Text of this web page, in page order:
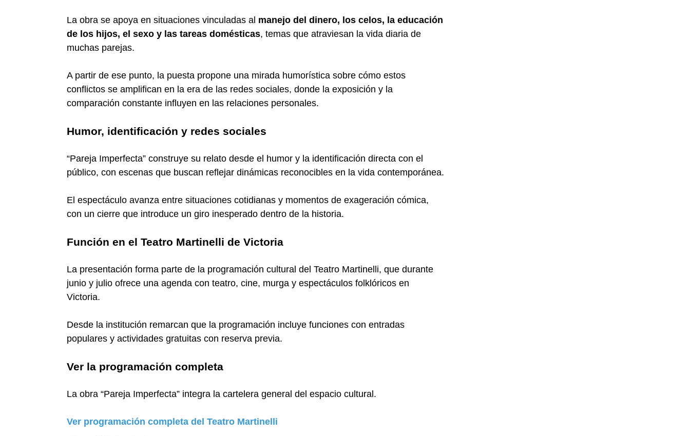
La obra se apoya en situaciones vinculadas al manejo del dinero, los celos, la educación
de los hijos, el sexo y las tareas domésticas, temas que atraviesan la vida diaria de
muchas parejas.
A partir de ese punto, la puesta propone una mirada humorística sobre cómo estos
conflictos se amplifican en la era de las redes sociales, donde la exposición y la
comparación constante influyen en las relaciones personales.
Humor, identificación y redes sociales
“Pareja Imperfecta” construye su relato desde el humor y la identificación directa con el
público, con escenas que buscan reflejar dinámicas reconocibles en la vida contemporánea.
El espectáculo avanza entre situaciones cotidianas y momentos de exageración cómica,
con un cierre que introduce un giro inesperado dentro de la historia.
Función en el Teatro Martinelli de Victoria
La presentación forma parte de la programación cultural del Teatro Martinelli, que durante
junio y julio ofrece una agenda con teatro, cine, murga y espectáculos folklóricos en
Victoria.
Desde la institución remarcan que la programación incluye funciones con entradas
populares y actividades gratuitas con reserva previa.
Ver la programación completa
La obra “Pareja Imperfecta” integra la cartelera general del espacio cultural.
Ver programación completa del Teatro Martinelli